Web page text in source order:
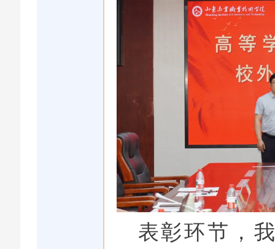
表彰环节，